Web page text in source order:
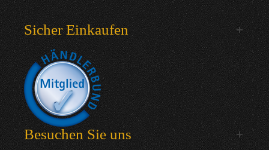
Sicher Einkaufen
Besuchen Sie uns